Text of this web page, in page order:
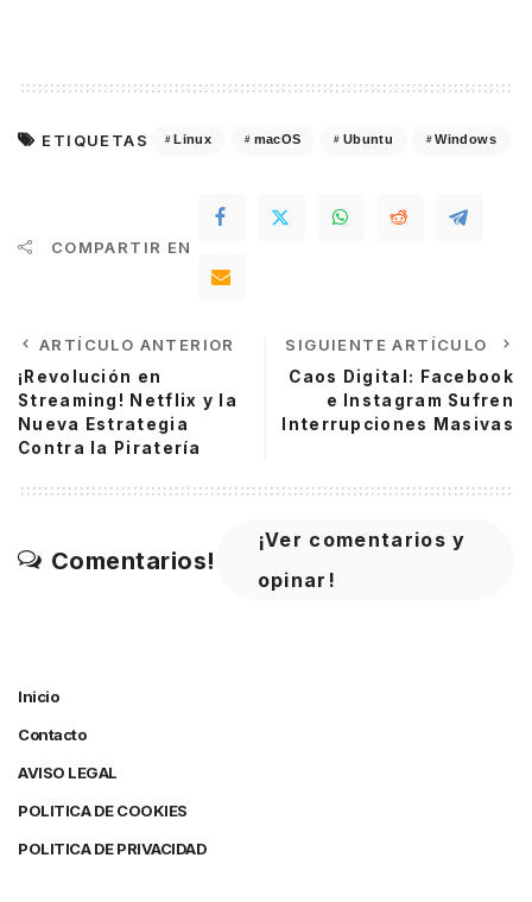
ETIQUETAS Linux macOS Ubuntu Windows
COMPARTIR EN
ARTÍCULO ANTERIOR
¡Revolución en
Streaming! Netflix y la
Nueva Estrategia
Contra la Piratería
SIGUIENTE ARTÍCULO
Caos Digital: Facebook
e Instagram Sufren
Interrupciones Masivas
Comentarios!
¡Ver comentarios y
opinar!
Inicio
Contacto
AVISO LEGAL
POLITICA DE COOKIES
POLITICA DE PRIVACIDAD